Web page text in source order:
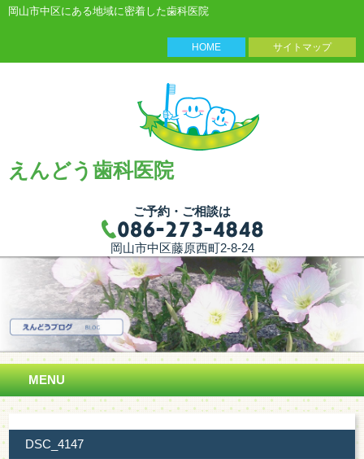
岡山市中区にある地域に密着した歯科医院
HOME サイトマップ
えんどう歯科医院
ご予約・ご相談は
岡山市中区藤原西町2-8-24
MENU
DSC_4147